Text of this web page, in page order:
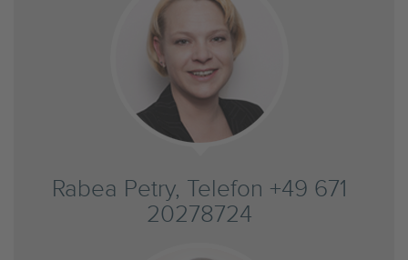
Rabea Petry, Telefon +49 671
20278724